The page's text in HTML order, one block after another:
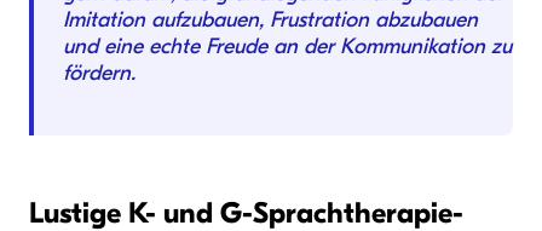
Imitation aufzubauen, Frustration abzubauen
und eine echte Freude an der Kommunikation zu
fördern.
Lustige K- und G-Sprachtherapie-